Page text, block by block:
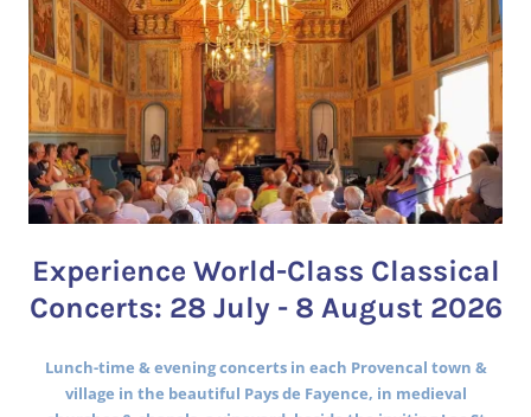
Experience World-Class Classical
Concerts: 28 July - 8 August 2026
Lunch-time & evening concerts in each Provencal town &
village in the beautiful Pays de Fayence, in medieval